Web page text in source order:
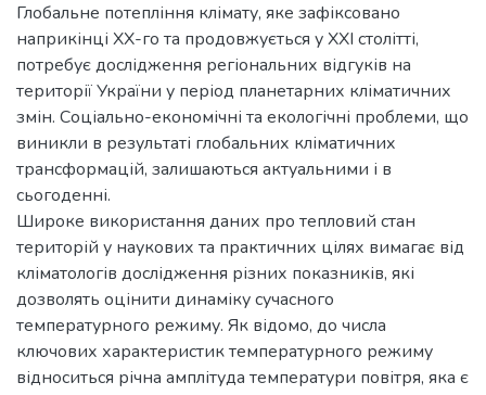
Глобальне потепління клімату, яке зафіксовано
наприкінці XX-го та продовжується у XXI столітті,
потребує дослідження регіональних відгуків на
території України у період планетарних кліматичних
змін. Соціально-економічні та екологічні проблеми, що
виникли в результаті глобальних кліматичних
трансформацій, залишаються актуальними і в
сьогоденні.
Широке використання даних про тепловий стан
територій у наукових та практичних цілях вимагає від
кліматологів дослідження різних показників, які
дозволять оцінити динаміку сучасного
температурного режиму. Як відомо, до числа
ключових характеристик температурного режиму
відноситься річна амплітуда температури повітря, яка є